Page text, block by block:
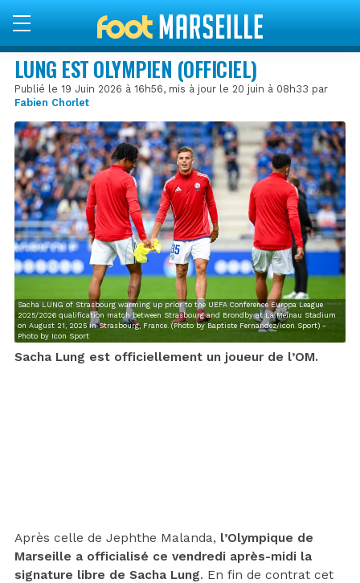
LUNG EST OLYMPIEN (OFFICIEL)
Publié le 19 Juin 2026 à 16h56, mis à jour le 20 juin à 08h33 par
Fabien Chorlet
Sacha LUNG of Strasbourg warming up prior to the UEFA Conference Europa League
2025/2026 qualification match between Strasbourg and Brondby at La Meinau Stadium
on August 21, 2025 in Strasbourg, France. (Photo by Baptiste Fernandez/Icon Sport) -
Photo by Icon Sport
Sacha Lung est officiellement un joueur de l’OM.
Après celle de Jephthe Malanda, l’Olympique de
Marseille a officialisé ce vendredi après-midi la
signature libre de Sacha Lung. En fin de contrat cet